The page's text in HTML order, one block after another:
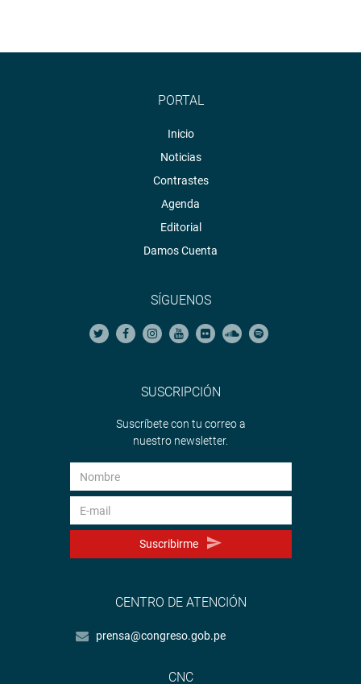
PORTAL
Inicio
Noticias
Contrastes
Agenda
Editorial
Damos Cuenta
SÍGUENOS
SUSCRIPCIÓN
Suscríbete con tu correo a
nuestro newsletter.
Suscribirme
CENTRO DE ATENCIÓN
prensa@congreso.gob.pe
CNC